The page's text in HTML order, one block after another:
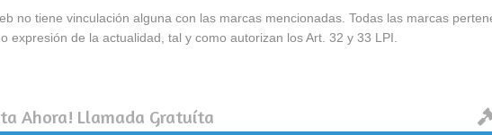
no tiene vinculación alguna con las marcas mencionadas. Todas las marcas
expresión de la actualidad, tal y como autorizan los Art. 32 y 33 LPI.
Ahora! Llamada Gratuíta